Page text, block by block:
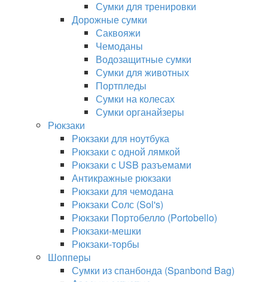
Сумки для тренировки
Дорожные сумки
Саквояжи
Чемоданы
Водозащитные сумки
Сумки для животных
Портпледы
Сумки на колесах
Сумки органайзеры
Рюкзаки
Рюкзаки для ноутбука
Рюкзаки с одной лямкой
Рюкзаки с USB разъемами
Антикражные рюкзаки
Рюкзаки для чемодана
Рюкзаки Солс (Sol's)
Рюкзаки Портобелло (Portobello)
Рюкзаки-мешки
Рюкзаки-торбы
Шопперы
Сумки из спанбонда (Spanbond Bag)